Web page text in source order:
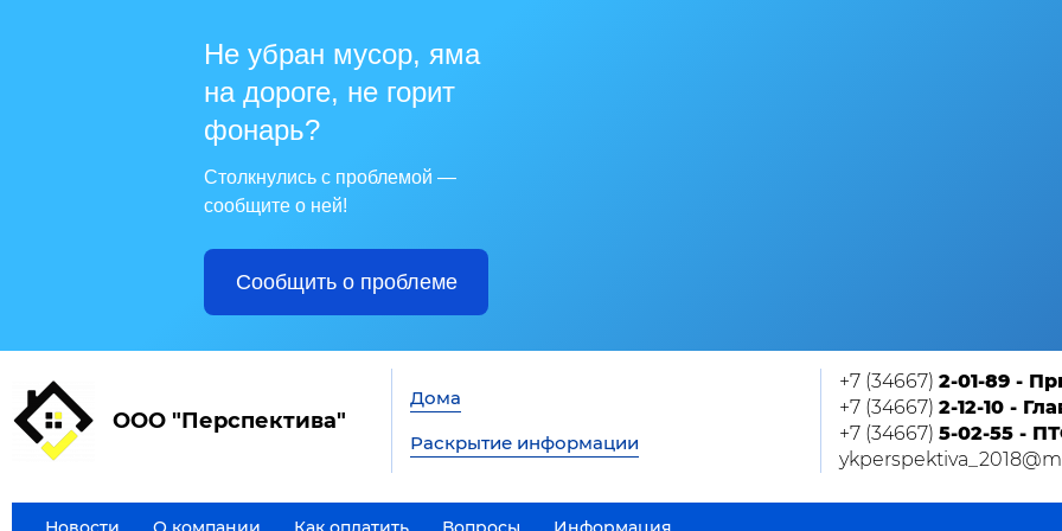
Не убран мусор, яма
на дороге, не горит
фонарь?
Столкнулись с проблемой —
сообщите о ней!
Сообщить о проблеме
ООО "Перспектива"
Дома
Раскрытие информации
+7 (34667) 2-01-89 -
+7 (34667) 2-12-10 -
+7 (34667) 5-02-55 -